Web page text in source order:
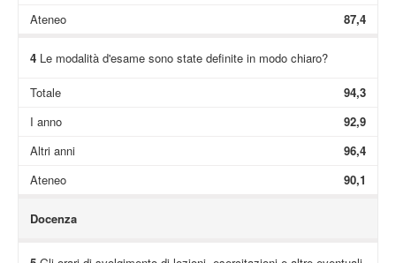
Ateneo
87,4
4Le modalità d'esame sono state definite in modo chiaro?
Totale
94,3
I anno
92,9
Altri anni
96,4
Ateneo
90,1
Docenza